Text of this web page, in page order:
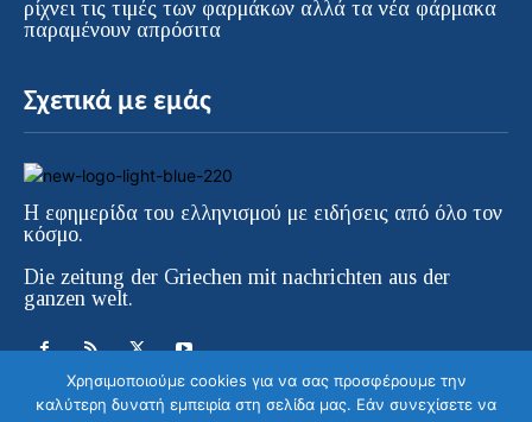
ρίχνει τις τιμές των φαρμάκων αλλά τα νέα φάρμακα
παραμένουν απρόσιτα
Σχετικά με εμάς
Η εφημερίδα του ελληνισμού με ειδήσεις από όλο τον
κόσμο.
Die zeitung der Griechen mit nachrichten aus der
ganzen welt.
Χρησιμοποιούμε cookies για να σας προσφέρουμε την
καλύτερη δυνατή εμπειρία στη σελίδα μας. Εάν συνεχίσετε να